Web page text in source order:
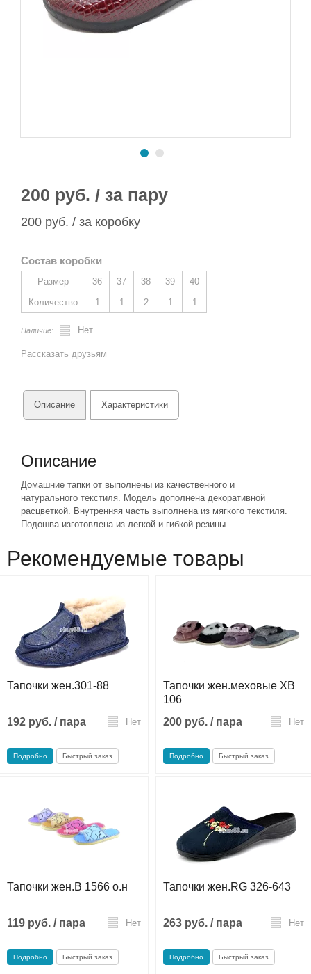
200 руб. / за пару
200 руб. / за коробку
Состав коробки
Размер 36 37 38 39
40
Количество
1 1 2 1 1
Наличие: Нет
Рассказать друзьям
Описание Характеристики
Описание
Домашние тапки от выполнены из качественного и
натурального текстиля. Модель дополнена декоративной
расцветкой. Внутренняя часть выполнена из мягкого текстиля.
Подошва изготовлена из легкой и гибкой резины.
Рекомендуемые товары
Тапочки жен.301-88
192 руб. / пара Нет
Подробно Быстрый заказ
Тапочки жен.меховые ХВ
106
200 руб. / пара
Нет
Подробно Быстрый заказ
Тапочки жен.В 1566 о.н
119 руб. / пара Нет
Подробно Быстрый заказ
Тапочки жен.RG 326-643
263 руб. / пара Нет
Подробно Быстрый заказ
Сапоги ПВХ/ЭВА
Сапоги ПВХ
Пляжная обувь